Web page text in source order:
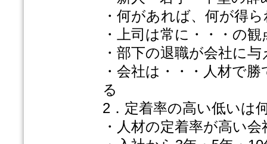
・何があれば、何が得
・上司は常に・・・の
・部下の退職が会社に
・会社は・・・人材で
る
2．定着率の高い低いは
・人材の定着率が高い